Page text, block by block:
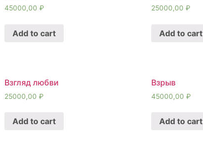
45000,00₽
Add to cart
25000,00₽
Add to cart
Взгляд любви
25000,00₽
Add to cart
Взрыв
45000,00₽
Add to cart